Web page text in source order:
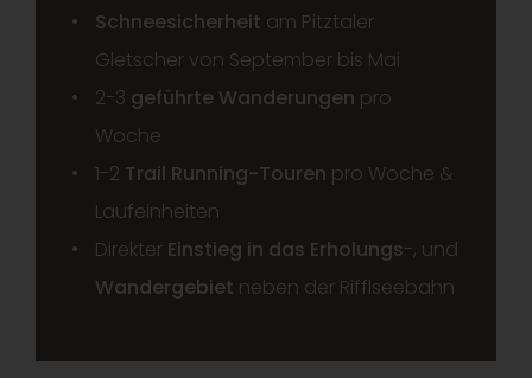
Schneesicherheit am Pitztaler
Gletscher von September bis Mai
2-3 geführte Wanderungen pro
Woche
1-2 Trail Running-Touren pro Woche &
Laufeinheiten
Direkter Einstieg in das Erholungs-, und
Wandergebiet neben der Rifflseebahn